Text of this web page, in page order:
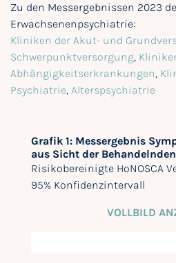
Zu den Messergebnissen 2023
Erwachsenenpsychiatrie:
Kliniken der Akut- und
Schwerpunktversorgung,
Abhängigkeitserkrankungen,
Psychiatrie, Alterspsychiatrie
Grafik 1: Messergebnis
aus Sicht der Behandelnden
Risikobereinigte HoNOSCA
95% Konfidenzintervall
VOLLBILD